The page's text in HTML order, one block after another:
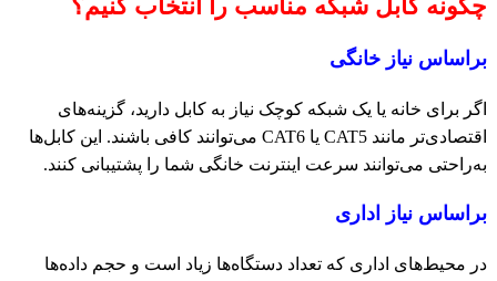
چگونه کابل شبکه مناسب را انتخاب کنیم؟
براساس نیاز خانگی
اگر برای خانه یا یک شبکه کوچک نیاز به کابل دارید، گزینه‌های
اقتصادی‌تر مانند CAT5 یا CAT6 می‌توانند کافی باشند. این کابل‌ها
به‌راحتی می‌توانند سرعت اینترنت خانگی شما را پشتیبانی کنند.
براساس نیاز اداری
در محیط‌های اداری که تعداد دستگاه‌ها زیاد است و حجم داده‌ها